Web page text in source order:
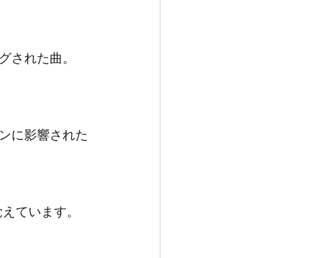
れた曲。
に影響された
ています。